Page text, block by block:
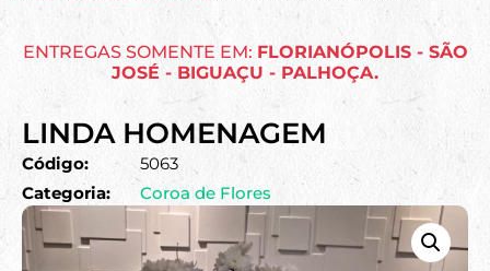
ENTREGAS SOMENTE EM: FLORIANÓPOLIS - SÃO
JOSÉ - BIGUAÇU - PALHOÇA.
LINDA HOMENAGEM
Código:
5063
Categoria:
Coroa de Flores